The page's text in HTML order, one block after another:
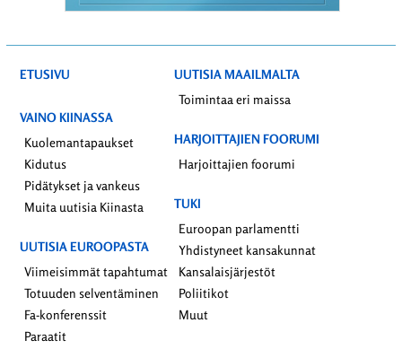
ETUSIVU
VAINO KIINASSA
Kuolemantapaukset
Kidutus
Pidätykset ja vankeus
Muita uutisia Kiinasta
UUTISIA EUROOPASTA
Viimeisimmät tapahtumat
Totuuden selventäminen
Fa-konferenssit
Paraatit
UUTISIA MAAILMALTA
Toimintaa eri maissa
HARJOITTAJIEN FOORUMI
Harjoittajien foorumi
TUKI
Euroopan parlamentti
Yhdistyneet kansakunnat
Kansalaisjärjestöt
Poliitikot
Muut